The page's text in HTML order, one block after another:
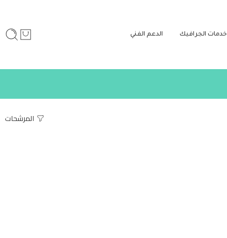
خدمات الجرافيك الدعم الفني
المرشحات